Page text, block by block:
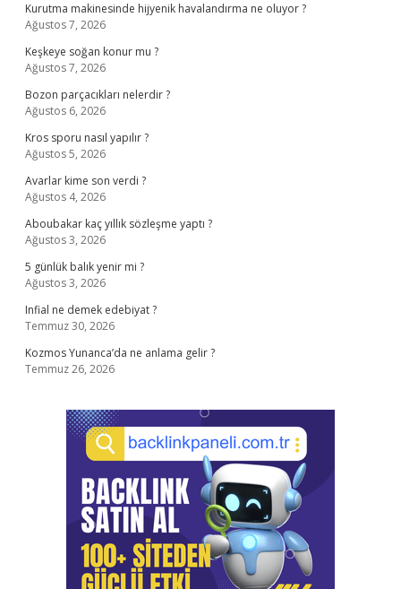
Kurutma makinesinde hijyenik havalandırma ne oluyor ?
Ağustos 7, 2026
Keşkeye soğan konur mu ?
Ağustos 7, 2026
Bozon parçacıkları nelerdir ?
Ağustos 6, 2026
Kros sporu nasıl yapılır ?
Ağustos 5, 2026
Avarlar kime son verdi ?
Ağustos 4, 2026
Aboubakar kaç yıllık sözleşme yaptı ?
Ağustos 3, 2026
5 günlük balık yenir mi ?
Ağustos 3, 2026
Infial ne demek edebiyat ?
Temmuz 30, 2026
Kozmos Yunanca’da ne anlama gelir ?
Temmuz 26, 2026